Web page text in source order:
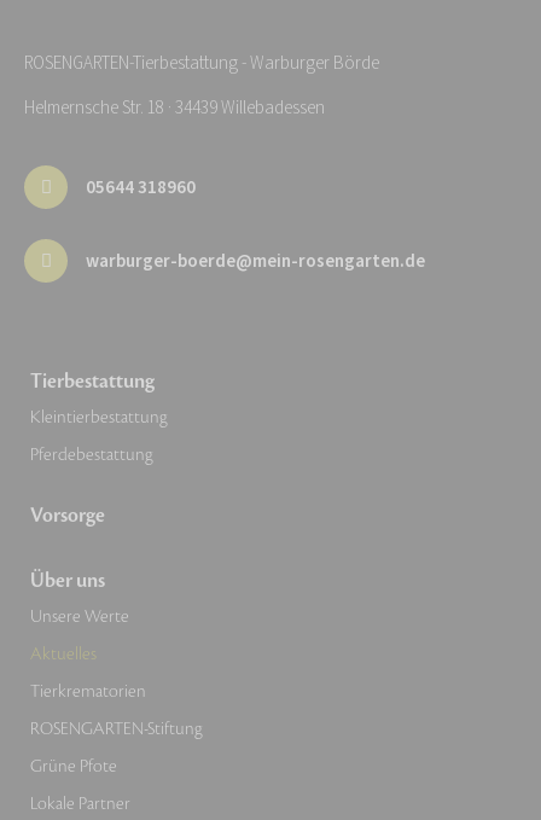
ROSENGARTEN-Tierbestattung - Warburger Börde
Helmernsche Str. 18 · 34439 Willebadessen
05644 318960
warburger-boerde@mein-rosengarten.de
Tierbestattung
Kleintierbestattung
Pferdebestattung
Vorsorge
Über uns
Unsere Werte
Aktuelles
Tierkrematorien
ROSENGARTEN-Stiftung
Grüne Pfote
Lokale Partner